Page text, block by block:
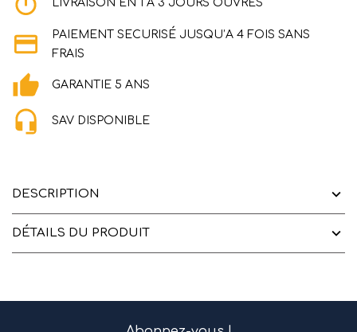
LIVRAISON EN 1 À 3 JOURS OUVRÉS
PAIEMENT SECURISÉ JUSQU’A 4 FOIS SANS
FRAIS
GARANTIE 5 ANS
SAV DISPONIBLE
DESCRIPTION
DÉTAILS DU PRODUIT